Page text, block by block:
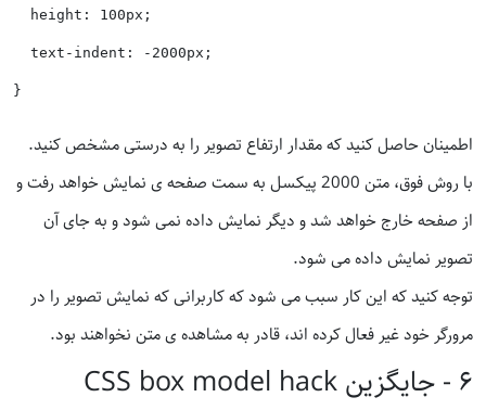
  height: 100px;
  text-indent: -2000px;
اطمینان حاصل کنید که مقدار ارتفاع تصویر را به درستی مشخص کنید.
با روش فوق، متن 2000 پیکسل به سمت صفحه ی نمایش خواهد رفت و
از صفحه خارج خواهد شد و دیگر نمایش داده نمی شود و به جای آن
تصویر نمایش داده می شود.
توجه کنید که این کار سبب می شود که کاربرانی که نمایش تصویر را در
مرورگر خود غیر فعال کرده اند، قادر به مشاهده ی متن نخواهند بود.
۶ - جایگزین CSS box model hack